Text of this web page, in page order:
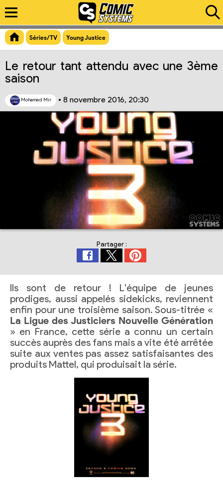
Séries/TV Young Justice
Le retour tant attendu avec une 3ème
saison
Mohamed Mir • 8 novembre 2016, 20:30
Partager :
Ils sont de retour ! L'équipe de jeunes
prodiges, aussi appelés sidekicks, reviennent
enfin pour une troisième saison. Sous-titrée «
La Ligue des Justiciers Nouvelle Génération
» en France, cette série a connu un certain
succès auprès des fans mais a vite été arrêtée
suite aux ventes pas assez satisfaisantes des
produits Mattel, qui produisait la série.
Aperçu du lien